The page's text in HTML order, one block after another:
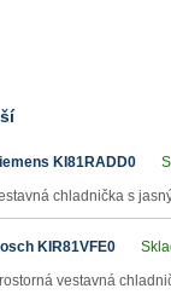
KI81RADD0
chladnička s
KIR81VFE0
vestavná